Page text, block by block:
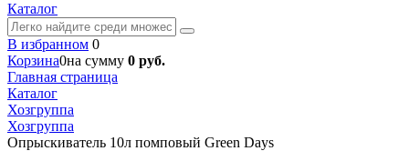
Каталог
В избранном 0
Корзина0на сумму 0 руб.
Главная страница
Каталог
Хозгруппа
Хозгруппа
Опрыскиватель 10л помповый Green Days